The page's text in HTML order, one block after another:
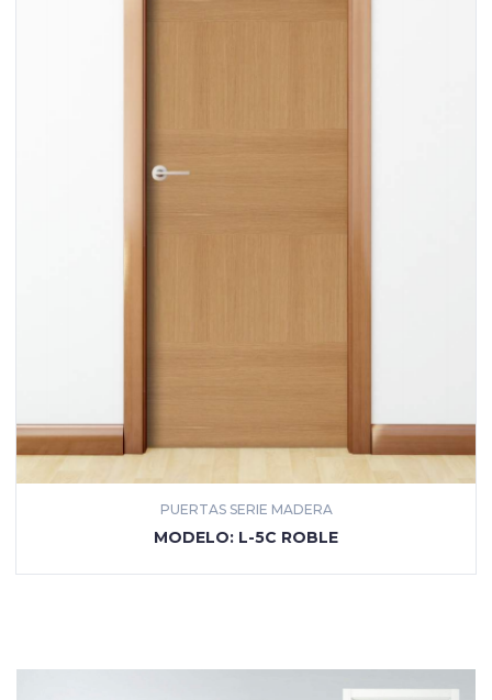
PUERTAS SERIE MADERA
MODELO: L-5C ROBLE
MÁS INFORMACIÓN